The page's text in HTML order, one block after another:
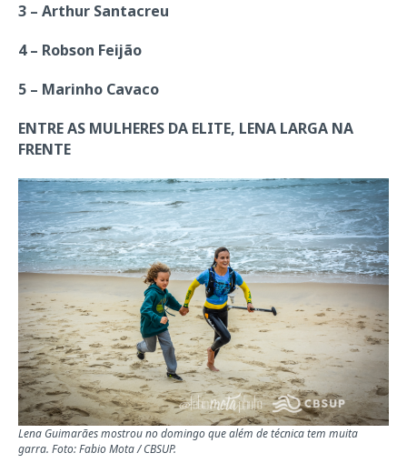
3 – Arthur Santacreu
4 – Robson Feijão
5 – Marinho Cavaco
ENTRE AS MULHERES DA ELITE, LENA LARGA NA
FRENTE
Lena Guimarães mostrou no domingo que além de técnica tem muita
garra. Foto: Fabio Mota / CBSUP.